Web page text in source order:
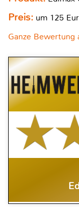
Preis: um 125
Ganze Bewertung